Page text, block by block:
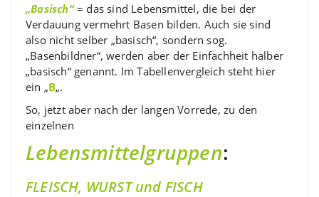
„Basisch“= das sind Lebensmittel, die bei der
Verdauung vermehrt Basen bilden. Auch sie sind
also nicht selber „basisch“, sondern sog.
„Basenbildner“, werden aber der Einfachheit halber
„basisch“ genannt. Im Tabellenvergleich steht hier
ein „B„.
So, jetzt aber nach der langen Vorrede, zu den
einzelnen
Lebensmittelgruppen:
FLEISCH, WURST und FISCH